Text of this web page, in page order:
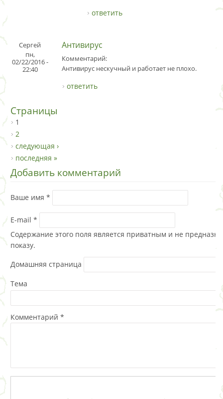
ответить
Сергей
пн,
02/22/2016 -
22:40
Антивирус
Комментарий:
Антивирус нескучный и работает не плохо.
ответить
Страницы
1
2
следующая ›
последняя »
Добавить комментарий
Ваше имя *
E-mail *
Содержание этого поля является приватным и не
показу.
Домашняя страница
Тема
Комментарий *